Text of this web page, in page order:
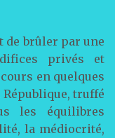
de brûler par une
privés et
en quelques
truffé
les équilibres
la médiocrité,